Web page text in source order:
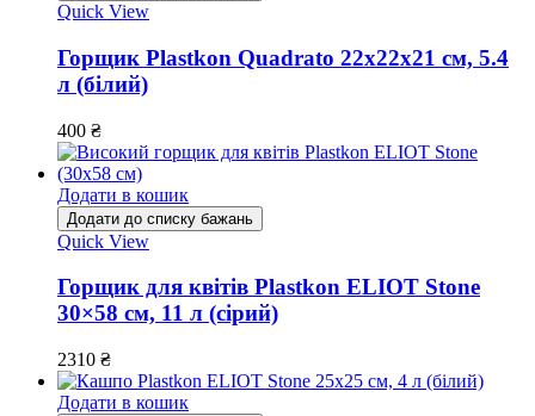
Quick View
Горщик Plastkon Quadrato 22х22х21 см, 5.4
л (білий)
400 ₴
Додати в кошик
Додати до списку бажань
Quick View
Горщик для квітів Plastkon ELIOT Stone
30×58 см, 11 л (сірий)
2310 ₴
Додати в кошик